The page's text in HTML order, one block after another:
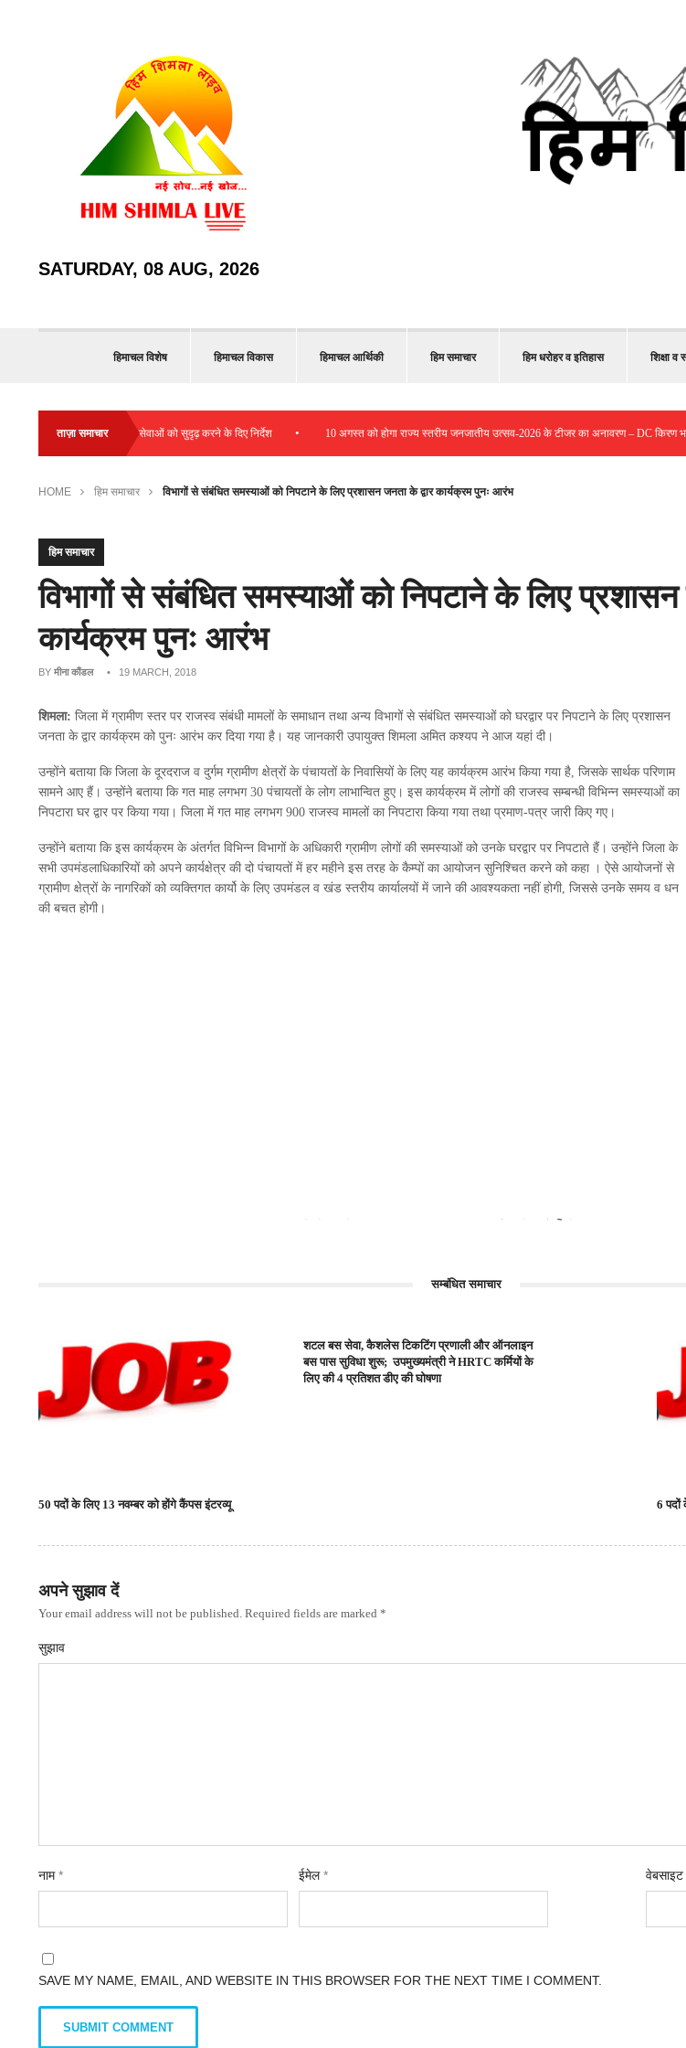
SATURDAY, 08 AUG, 2026
हिमाचल विशेष हिमाचल विकास हिमाचल आर्थिकी हिम समाचार हिम धरोहर व इतिहास शिक्षा व
ताज़ा समाचार
बढ़ावा देने और डायग्नोस्टिक सेवाओं को सुदृढ़ करने के दिए निर्देश • 10 अगस्त को होगा राज्य स्तरीय जनजातीय उत्सव-2026 के टीजर का अनावरण – DC किरण भड़ाना
HOME हिम समाचार विभागों से संबंधित समस्याओं को निपटाने के लिए प्रशासन जनता के द्वार कार्यक्रम पुनः आरंभ
हिम समाचार
विभागों से संबंधित समस्याओं को निपटाने के लिए प्रशासन
कार्यक्रम पुनः आरंभ
BY मीना कौंडल • 19 MARCH, 2018
शिमला: जिला में ग्रामीण स्तर पर राजस्व संबंधी मामलों के समाधान तथा अन्य विभागों से संबंधित समस्याओं को घरद्वार पर निपटाने के लिए प्रशासन
जनता के द्वार कार्यक्रम को पुनः आरंभ कर दिया गया है। यह जानकारी उपायुक्त शिमला अमित कश्यप ने आज यहां दी।
उन्होंने बताया कि जिला के दूरदराज व दुर्गम ग्रामीण क्षेत्रों के पंचायतों के निवासियों के लिए यह कार्यक्रम आरंभ किया गया है, जिसके सार्थक परिणाम
सामने आए हैं। उन्होंने बताया कि गत माह लगभग 30 पंचायतों के लोग लाभान्वित हुए। इस कार्यक्रम में लोगों की राजस्व सम्बन्धी विभिन्न समस्याओं का
निपटारा घर द्वार पर किया गया। जिला में गत माह लगभग 900 राजस्व मामलों का निपटारा किया गया तथा प्रमाण-पत्र जारी किए गए।
उन्होंने बताया कि इस कार्यक्रम के अंतर्गत विभिन्न विभागों के अधिकारी ग्रामीण लोगों की समस्याओं को उनके घरद्वार पर निपटाते हैं। उन्होंने जिला के
सभी उपमंडलाधिकारियों को अपने कार्यक्षेत्र की दो पंचायतों में हर महीने इस तरह के कैम्पों का आयोजन सुनिश्चित करने को कहा । ऐसे आयोजनों से
ग्रामीण क्षेत्रों के नागरिकों को व्यक्तिगत कार्यो के लिए उपमंडल व खंड स्तरीय कार्यालयों में जाने की आवश्यकता नहीं होगी, जिससे उनकेे समय व धन
की बचत होगी।
सम्बंधित समाचार
50 पदों के लिए 13 नवम्बर को होंगे कैंपस इंटरव्यू
शटल बस सेवा, कैशलेस टिकटिंग प्रणाली और ऑनलाइन
बस पास सुविधा शुरू; उपमुख्यमंत्री ने HRTC कर्मियों के
लिए की 4 प्रतिशत डीए की घोषणा
6 पदों
अपने सुझाव दें
Your email address will not be published. Required fields are marked *
सुझाव
नाम* ईमेल* वेबसाइट
SAVE MY NAME, EMAIL, AND WEBSITE IN THIS BROWSER FOR THE NEXT TIME I COMMENT.